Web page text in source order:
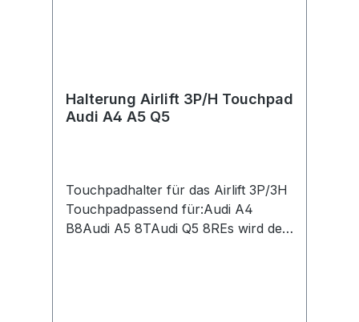
Halterung Airlift 3P/H Touchpad
Audi A4 A5 Q5
Touchpadhalter für das Airlift 3P/3H
Touchpadpassend für:Audi A4
B8Audi A5 8TAudi Q5 8REs wird der